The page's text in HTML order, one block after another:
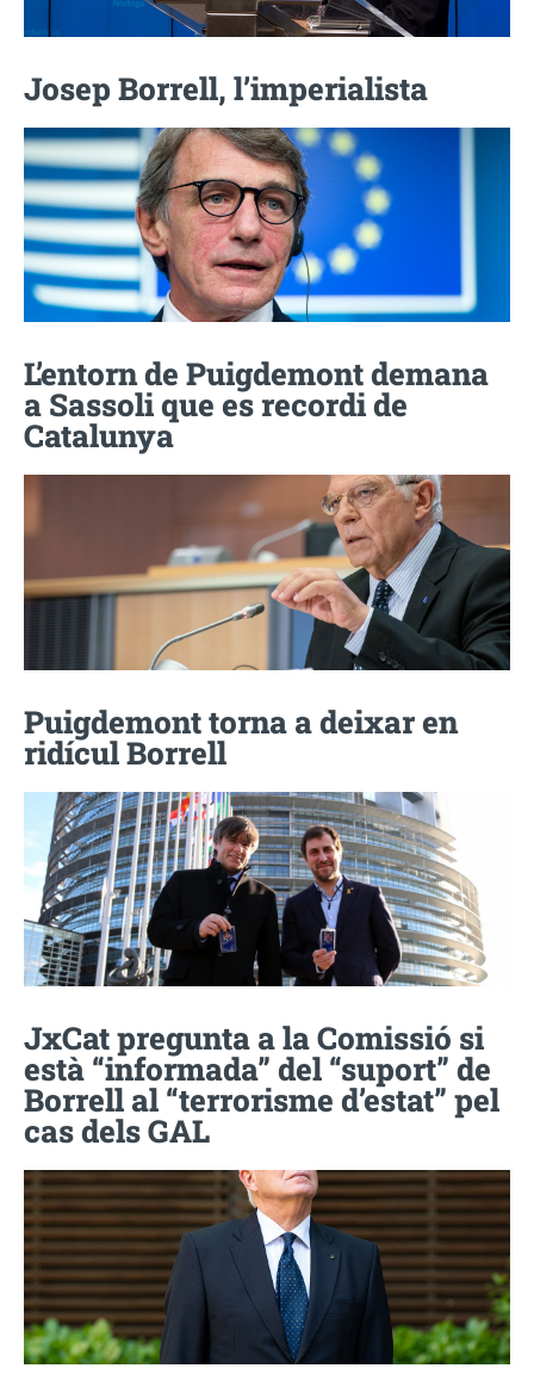
Josep Borrell, l’imperialista
L’entorn de Puigdemont demana
a Sassoli que es recordi de
Catalunya
Puigdemont torna a deixar en
ridícul Borrell
JxCat pregunta a la Comissió si
està “informada” del “suport” de
Borrell al “terrorisme d’estat” pel
cas dels GAL